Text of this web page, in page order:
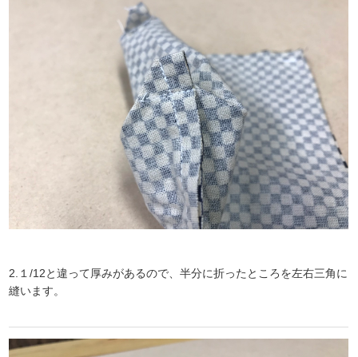
2.１/12と違って厚みがあるので、半分に折ったところを左右三角に
縫います。